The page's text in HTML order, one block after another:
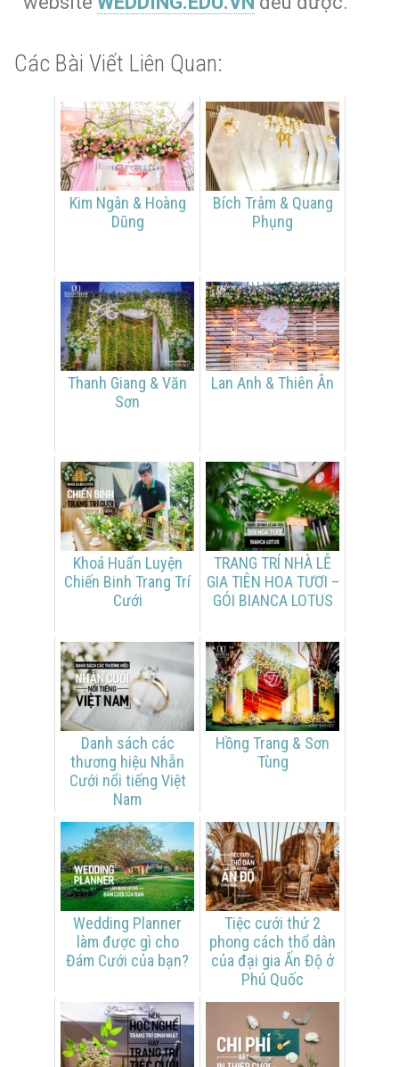
Các Bài Viết Liên Quan:
Kim Ngân & Hoàng
Dũng
Bích Trâm & Quang
Phụng
Thanh Giang & Văn
Sơn
Lan Anh & Thiên Ân
Khoá Huấn Luyện
Chiến Binh Trang Trí
Cưới
TRANG TRÍ NHÀ LỄ
GIA TIÊN HOA TƯƠI –
GÓI BIANCA LOTUS
Danh sách các
thương hiệu Nhẫn
Cưới nổi tiếng Việt
Nam
Hồng Trang & Sơn
Tùng
Wedding Planner
làm được gì cho
Đám Cưới của bạn?
Tiệc cưới thứ 2
phong cách thổ dân
của đại gia Ấn Độ ở
Phú Quốc